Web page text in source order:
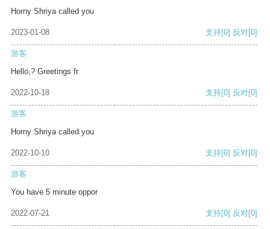
Horny Shriya called you
2023-01-08 支持[0] 反对[0]
游客
Hello,? Greetings fr
2022-10-18 支持[0] 反对[0]
游客
Horny Shriya called you
2022-10-10 支持[0] 反对[0]
游客
You have 5 minute oppor
2022-07-21 支持[0] 反对[0]